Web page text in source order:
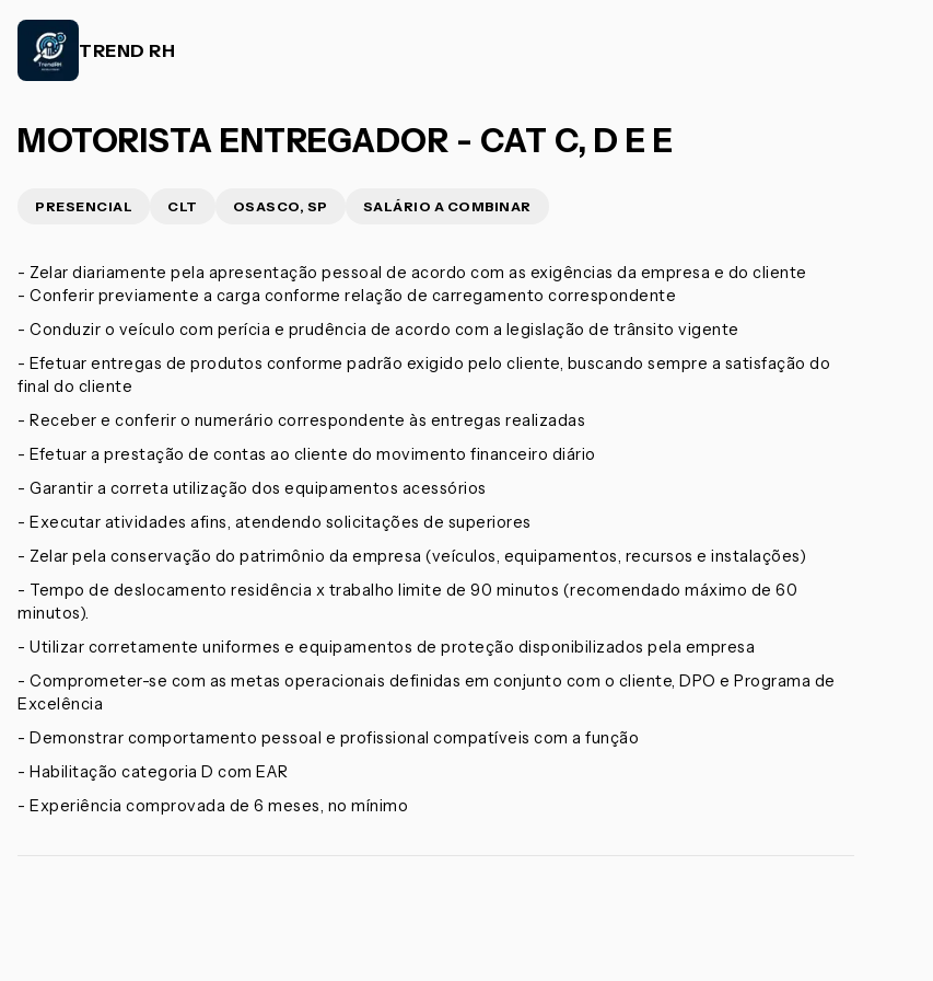
TREND RH
MOTORISTA ENTREGADOR - CAT C, D E E
PRESENCIAL CLT OSASCO, SP SALÁRIO A COMBINAR
- Zelar diariamente pela apresentação pessoal de acordo com as exigências da empresa e do cliente
- Conferir previamente a carga conforme relação de carregamento correspondente
- Conduzir o veículo com perícia e prudência de acordo com a legislação de trânsito vigente
- Efetuar entregas de produtos conforme padrão exigido pelo cliente, buscando sempre a satisfação do
final do cliente
- Receber e conferir o numerário correspondente às entregas realizadas
- Efetuar a prestação de contas ao cliente do movimento financeiro diário
- Garantir a correta utilização dos equipamentos acessórios
- Executar atividades afins, atendendo solicitações de superiores
- Zelar pela conservação do patrimônio da empresa (veículos, equipamentos, recursos e instalações)
- Tempo de deslocamento residência x trabalho limite de 90 minutos (recomendado máximo de 60
minutos).
- Utilizar corretamente uniformes e equipamentos de proteção disponibilizados pela empresa
- Comprometer-se com as metas operacionais definidas em conjunto com o cliente, DPO e Programa de
Excelência
- Demonstrar comportamento pessoal e profissional compatíveis com a função
- Habilitação categoria D com EAR
- Experiência comprovada de 6 meses, no mínimo